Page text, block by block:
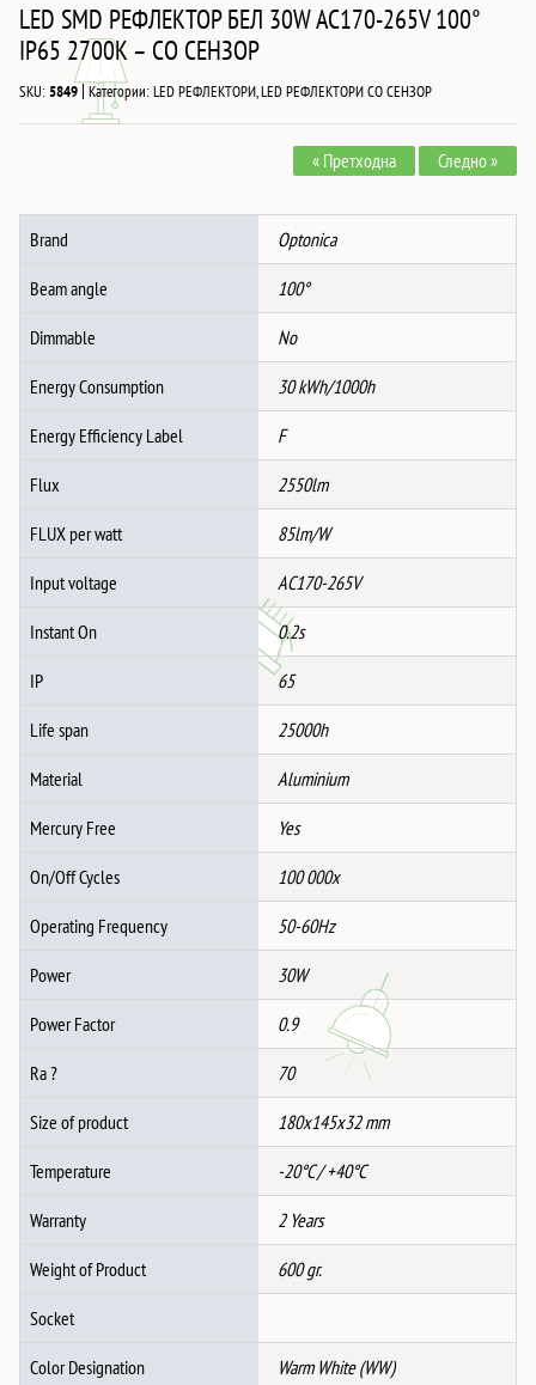
LED SMD РЕФЛЕКТОР БЕЛ 30W AC170-265V 100°
IP65 2700K – СО СЕНЗОР
SKU:5849|Категории:LED РЕФЛЕКТОРИ,LED РЕФЛЕКТОРИ СО СЕНЗОР
« Претходна Следно »
Brand Optonica
Beam angle 100°
Dimmable No
Energy Consumption 30 kWh/1000h
Energy Efficiency Label F
Flux 2550lm
FLUX per watt 85lm/W
Input voltage AC170-265V
Instant On 0.2s
IP 65
Life span 25000h
Material Aluminium
Mercury Free Yes
On/Off Cycles 100 000x
Operating Frequency 50-60Hz
Power 30W
Power Factor 0.9
Ra ? 70
Size of product 180x145x32 mm
Temperature -20°C / +40°C
Warranty 2 Years
Weight of Product 600 gr.
Socket
Color Designation Warm White (WW)